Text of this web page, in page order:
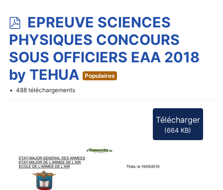
p
d
f
EPREUVE SCIENCES
PHYSIQUES CONCOURS
SOUS OFFICIERS EAA 2018
by TEHUA
Populaires
488 téléchargements
Télécharger
(664 KB)